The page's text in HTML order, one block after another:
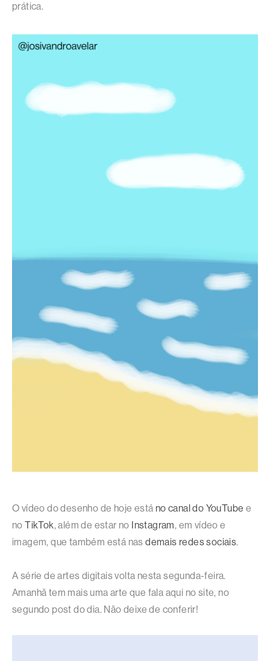
prática.
O vídeo do desenho de hoje está no canal do YouTube e
noTikTok, além de estar no Instagram, em vídeo e
imagem, que também está nasdemais redes sociais.
A série de artes digitais volta nesta segunda-feira.
Amanhã tem mais uma arte que fala aqui no site, no
segundo post do dia. Não deixe de conferir!